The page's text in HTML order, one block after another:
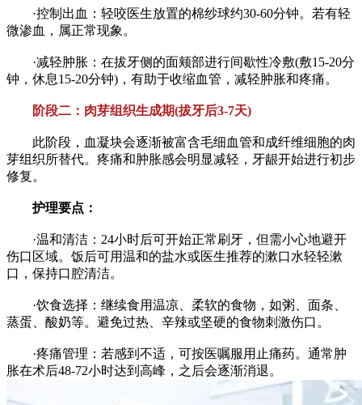
·控制出血：轻咬医生放置的棉纱球约30-60分钟。若有轻
微渗血，属正常现象。
·减轻肿胀：在拔牙侧的面颊部进行间歇性冷敷(敷15-20分
钟，休息15-20分钟)，有助于收缩血管，减轻肿胀和疼痛。
阶段二：肉芽组织生成期(拔牙后3-7天)
此阶段，血凝块会逐渐被富含毛细血管和成纤维细胞的肉
芽组织所替代。疼痛和肿胀感会明显减轻，牙龈开始进行初步
修复。
护理要点：
·温和清洁：24小时后可开始正常刷牙，但需小心地避开
伤口区域。饭后可用温和的盐水或医生推荐的漱口水轻轻漱
口，保持口腔清洁。
·饮食选择：继续食用温凉、柔软的食物，如粥、面条、
蒸蛋、酸奶等。避免过热、辛辣或坚硬的食物刺激伤口。
·疼痛管理：若感到不适，可按医嘱服用止痛药。通常肿
胀在术后48-72小时达到高峰，之后会逐渐消退。